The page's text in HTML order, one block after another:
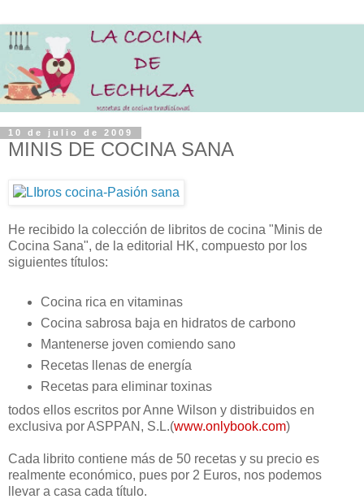
10 de julio de 2009
MINIS DE COCINA SANA
He recibido la colección de libritos de cocina "Minis de
Cocina Sana", de la editorial HK, compuesto por los
siguientes títulos:
Cocina rica en vitaminas
Cocina sabrosa baja en hidratos de carbono
Mantenerse joven comiendo sano
Recetas llenas de energía
Recetas para eliminar toxinas
todos ellos escritos por Anne Wilson y distribuidos en
exclusiva por ASPPAN, S.L.(www.onlybook.com)
Cada librito contiene más de 50 recetas y su precio es
realmente económico, pues por 2 Euros, nos podemos
llevar a casa cada título.